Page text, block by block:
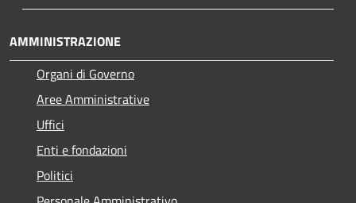
AMMINISTRAZIONE
Organi di Governo
Aree Amministrative
Uffici
Enti e fondazioni
Politici